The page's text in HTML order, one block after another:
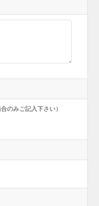
のみご記入下さい）